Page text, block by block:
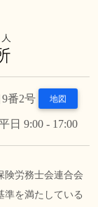
番2号 地図
日 9:00 - 17:00
険労務士会連合会
準を満たしている